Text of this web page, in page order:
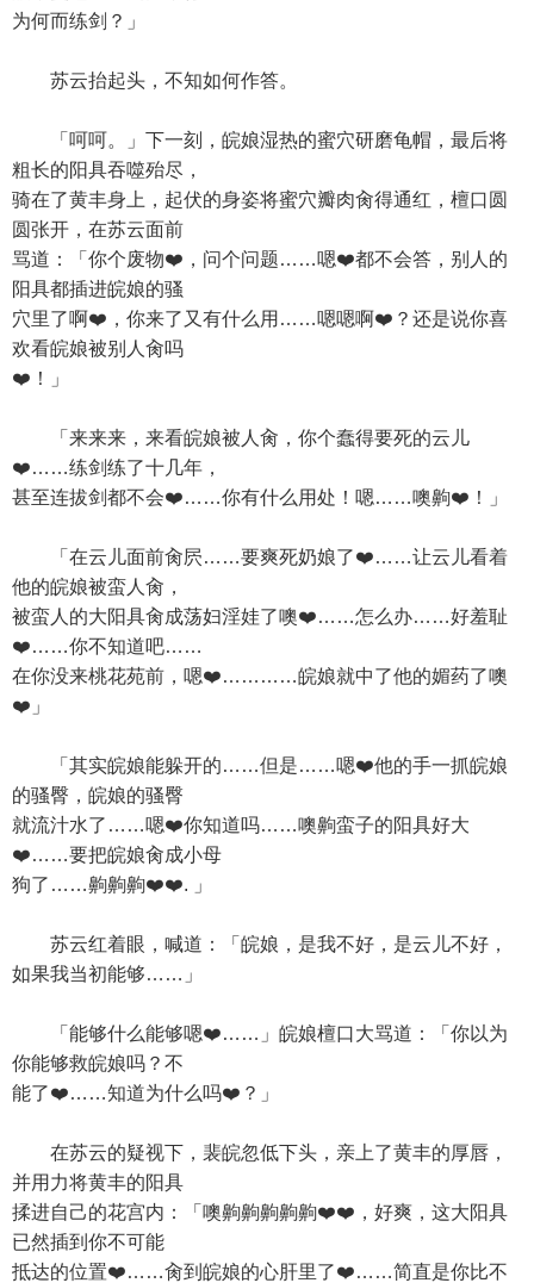
为何而练剑？」
苏云抬起头，不知如何作答。
「呵呵。」下一刻，皖娘湿热的蜜穴研磨龟帽，最后将
粗长的阳具吞噬殆尽，
骑在了黄丰身上，起伏的身姿将蜜穴瓣肉肏得通红，檀口圆
圆张开，在苏云面前
骂道：「你个废物❤️，问个问题……嗯❤️都不会答，别人的
阳具都插进皖娘的骚
穴里了啊❤️，你来了又有什么用……嗯嗯啊❤️？还是说你喜
欢看皖娘被别人肏吗
❤️！」
「来来来，来看皖娘被人肏，你个蠢得要死的云儿
❤️……练剑练了十几年，
甚至连拔剑都不会❤️……你有什么用处！嗯……噢齁❤️！」
「在云儿面前肏屄……要爽死奶娘了❤️……让云儿看着
他的皖娘被蛮人肏，
被蛮人的大阳具肏成荡妇淫娃了噢❤️……怎么办……好羞耻
❤️……你不知道吧……
在你没来桃花苑前，嗯❤️…………皖娘就中了他的媚药了噢
❤️」
「其实皖娘能躲开的……但是……嗯❤️他的手一抓皖娘
的骚臀，皖娘的骚臀
就流汁水了……嗯❤️你知道吗……噢齁蛮子的阳具好大
❤️……要把皖娘肏成小母
狗了……齁齁齁❤️❤️. 」
苏云红着眼，喊道：「皖娘，是我不好，是云儿不好，
如果我当初能够……」
「能够什么能够嗯❤️……」皖娘檀口大骂道：「你以为
你能够救皖娘吗？不
能了❤️……知道为什么吗❤️？」
在苏云的疑视下，裴皖忽低下头，亲上了黄丰的厚唇，
并用力将黄丰的阳具
揉进自己的花宫内：「噢齁齁齁齁齁❤️❤️，好爽，这大阳具
已然插到你不可能
抵达的位置❤️……肏到皖娘的心肝里了❤️……简直是你比不